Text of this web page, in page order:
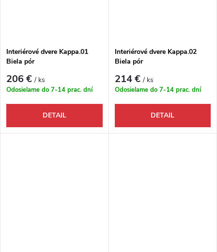
Interiérové dvere Kappa.01
Biela pór
206 €/ ks
Odosielame do 7-14 prac. dní
DETAIL
Interiérové dvere Kappa.02
Biela pór
214 €/ ks
Odosielame do 7-14 prac. dní
DETAIL